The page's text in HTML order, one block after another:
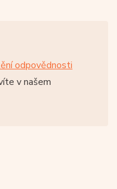
odpovědnosti
v našem